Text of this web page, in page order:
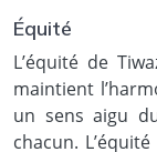
Équité
L’équité de
maintient
un sens aigu
chacun.